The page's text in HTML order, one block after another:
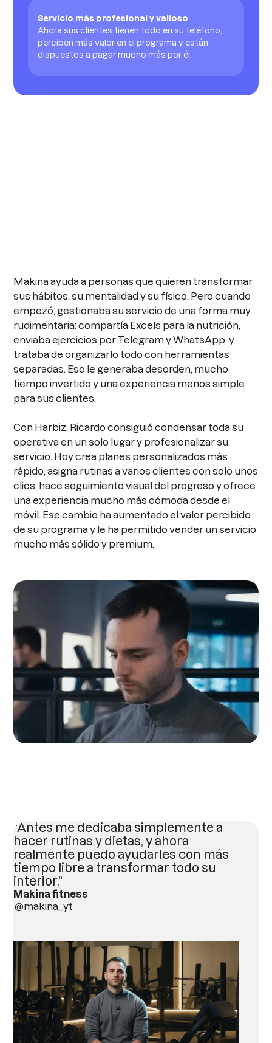
Servicio más profesional y valioso
Ahora sus clientes tienen todo en su teléfono,
perciben más valor en el programa y están
dispuestos a pagar mucho más por él.
Makina ayuda a personas que quieren transformar
sus hábitos, su mentalidad y su físico. Pero cuando
empezó, gestionaba su servicio de una forma muy
rudimentaria: compartía Excels para la nutrición,
enviaba ejercicios por Telegram y WhatsApp, y
trataba de organizarlo todo con herramientas
separadas. Eso le generaba desorden, mucho
tiempo invertido y una experiencia menos simple
para sus clientes.
Con Harbiz, Ricardo consiguió condensar toda su
operativa en un solo lugar y profesionalizar su
servicio. Hoy crea planes personalizados más
rápido, asigna rutinas a varios clientes con solo unos
clics, hace seguimiento visual del progreso y ofrece
una experiencia mucho más cómoda desde el
móvil. Ese cambio ha aumentado el valor percibido
de su programa y le ha permitido vender un servicio
mucho más sólido y premium.
"Antes me dedicaba simplemente a
hacer rutinas y dietas, y ahora
realmente puedo ayudarles con más
tiempo libre a transformar todo su
interior."
Makina fitness
@makina_yt